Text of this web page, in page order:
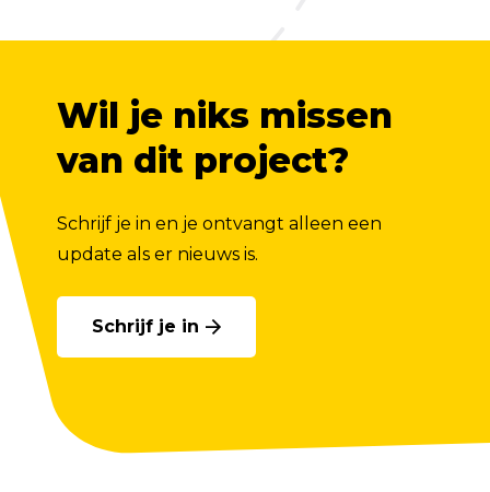
Wil je niks missen
van dit project?
Schrijf je in en je ontvangt alleen een
update als er nieuws is.
Schrijf je in